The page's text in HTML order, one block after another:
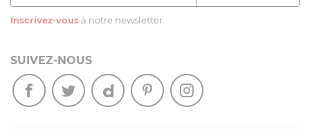
Inscrivez-vous à notre newsletter
SUIVEZ-NOUS